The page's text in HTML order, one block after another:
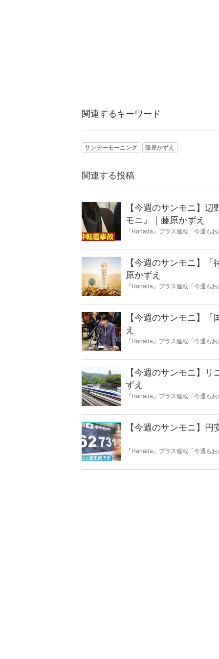
関連するキーワード
サンデーモーニング 藤原かずえ
関連する投稿
【今週のサンモニ】
モニ』｜藤原かずえ
『Hanada』プラス連載「今週も
【今週のサンモニ】
原かずえ
『Hanada』プラス連載「今週も
【今週のサンモニ】
え
『Hanada』プラス連載「今週も
【今週のサンモニ】
ずえ
『Hanada』プラス連載「今週も
【今週のサンモニ】
『Hanada』プラス連載「今週も